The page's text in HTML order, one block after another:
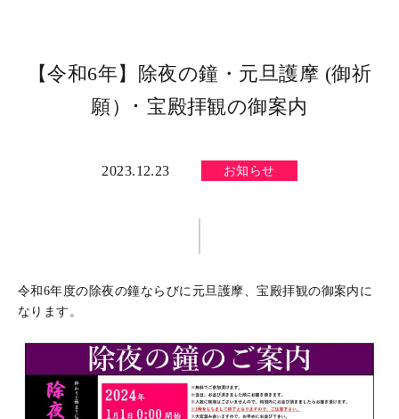
【令和6年】除夜の鐘・元旦護摩 (御祈
願）･ 宝殿拝観の御案内
2023.12.23 お知らせ
令和6年度の除夜の鐘ならびに元旦護摩、宝殿拝観の御案内に
なります。